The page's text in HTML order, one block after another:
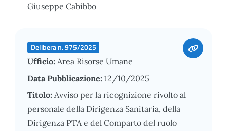
Giuseppe Cabibbo
Delibera n. 975/2025
Ufficio: Area Risorse Umane
Data Pubblicazione: 12/10/2025
Titolo: Avviso per la ricognizione rivolto al
personale della Dirigenza Sanitaria, della
Dirigenza PTA e del Comparto del ruolo